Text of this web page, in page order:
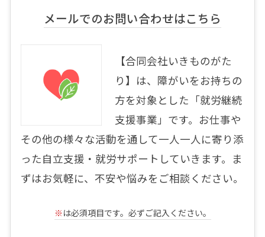
メールでのお問い合わせはこちら
【合同会社いきものがた
り】は、障がいをお持ちの
方を対象とした「就労継続
支援事業」です。お仕事や
その他の様々な活動を通して一人一人に寄り添
った自立支援・就労サポートしていきます。ま
ずはお気軽に、不安や悩みをご相談ください。
※ は必須項目です。必ずご記入ください。